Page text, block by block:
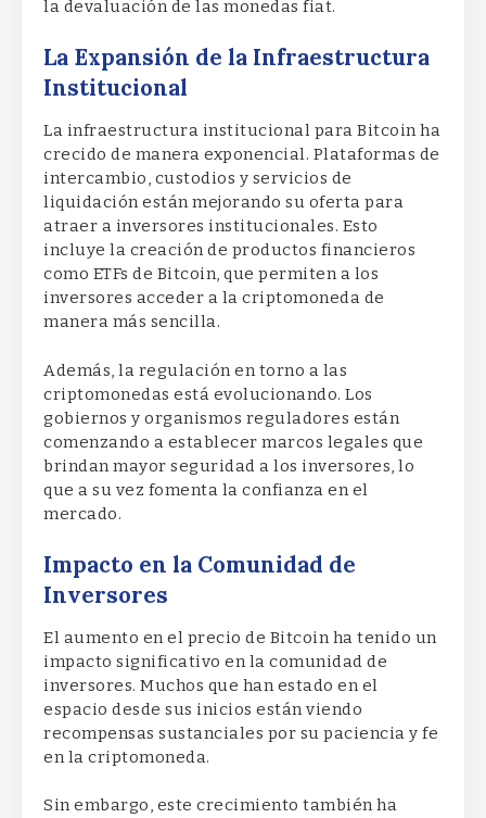
la devaluación de las monedas fiat.
La Expansión de la Infraestructura
Institucional
La infraestructura institucional para Bitcoin ha
crecido de manera exponencial. Plataformas de
intercambio, custodios y servicios de
liquidación están mejorando su oferta para
atraer a inversores institucionales. Esto
incluye la creación de productos financieros
como ETFs de Bitcoin, que permiten a los
inversores acceder a la criptomoneda de
manera más sencilla.
Además, la regulación en torno a las
criptomonedas está evolucionando. Los
gobiernos y organismos reguladores están
comenzando a establecer marcos legales que
brindan mayor seguridad a los inversores, lo
que a su vez fomenta la confianza en el
mercado.
Impacto en la Comunidad de
Inversores
El aumento en el precio de Bitcoin ha tenido un
impacto significativo en la comunidad de
inversores. Muchos que han estado en el
espacio desde sus inicios están viendo
recompensas sustanciales por su paciencia y fe
en la criptomoneda.
Sin embargo, este crecimiento también ha